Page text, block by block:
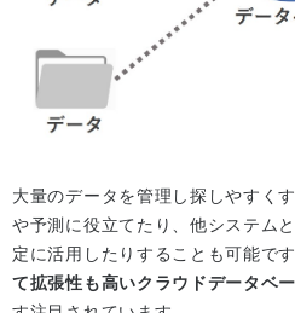
大量のデータを管理し探しやすく
や予測に役立てたり、他システム
定に活用したりすることも可能で
て拡張性も高いクラウドデータベ